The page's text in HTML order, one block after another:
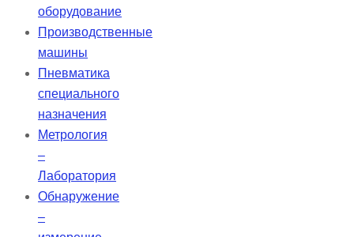
оборудование
Производственные
машины
Пневматика
специального
назначения
Метрология
–
Лаборатория
Обнаружение
–